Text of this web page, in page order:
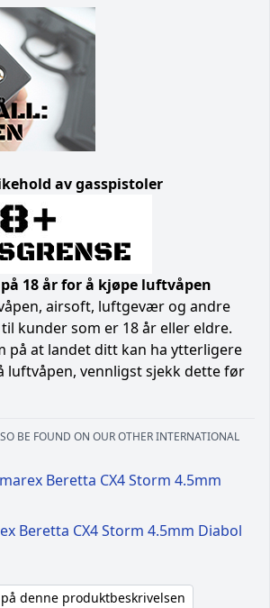
av gasspistoler
18 år for å kjøpe luftvåpen
airsoft, luftgevær og andre
kunder som er 18 år eller eldre.
på at landet ditt kan ha ytterligere
luftvåpen, vennligst sjekk dette før
BE FOUND ON OUR OTHER INTERNATIONAL
Beretta CX4 Storm 4.5mm
Beretta CX4 Storm 4.5mm Diabol
denne produktbeskrivelsen